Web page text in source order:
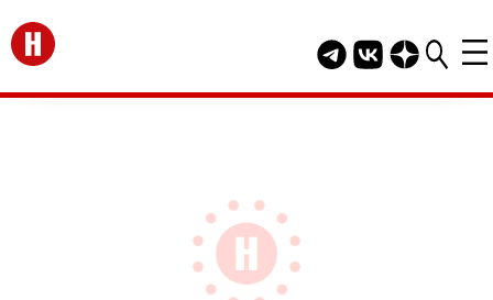
Перейти на главную
Telegram канал
Группа HELLO
Канал